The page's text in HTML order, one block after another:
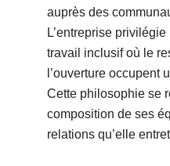
auprès des
L’entreprise
travail inclusif où le
l’ouverture occupent
Cette philosophie se
composition de ses
relations qu’elle